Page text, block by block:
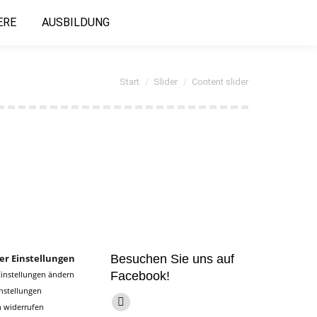
AUSBILDUNG
Sie befinden sich hier:
Start Slider Content slider
Einstellungen
ändern
widerrufen
Besuchen Sie uns auf
Facebook!
Finden Sie uns auf:
Facebook